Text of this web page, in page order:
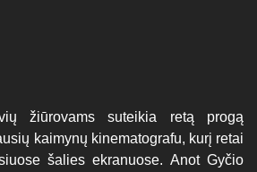
žiūrovams suteikia retą progą
kaimynų kinematografu, kurį retai
šalies ekranuose. Anot Gyčio